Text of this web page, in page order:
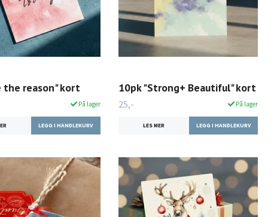
the reason" kort
På lager
10pk "Strong+ Beautiful" kort
25,- På lager
LES MER